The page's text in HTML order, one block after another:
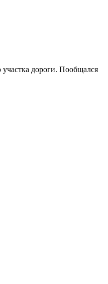
дороги. Пообщался